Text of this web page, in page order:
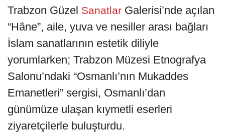
Trabzon Güzel Sanatlar Galerisi’nde açılan
“Hâne”, aile, yuva ve nesiller arası bağları
İslam sanatlarının estetik diliyle
yorumlarken; Trabzon Müzesi Etnografya
Salonu’ndaki “Osmanlı’nın Mukaddes
Emanetleri” sergisi, Osmanlı’dan
günümüze ulaşan kıymetli eserleri
ziyaretçilerle buluşturdu.